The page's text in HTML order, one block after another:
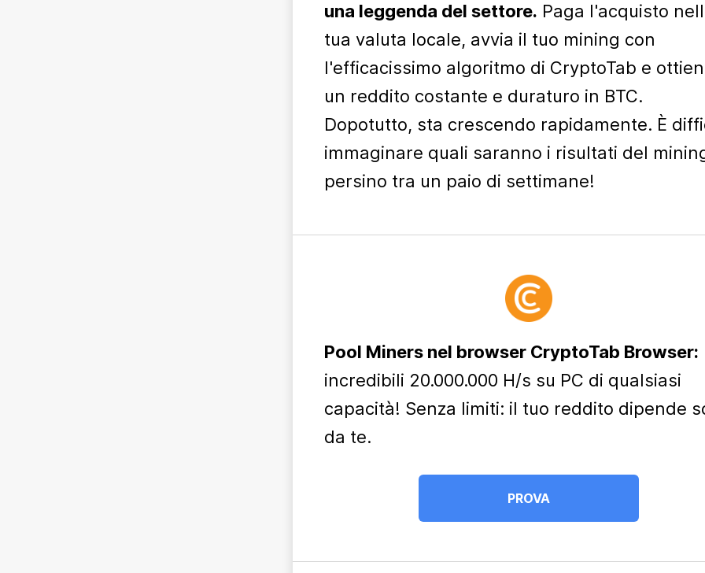
una leggenda del settore. Paga l'acquisto
tua valuta locale, avvia il tuo mining con
l'efficacissimo algoritmo di CryptoTab e
un reddito costante e duraturo in BTC.
Dopotutto, sta crescendo rapidamente. È
immaginare quali saranno i risultati del
persino tra un paio di settimane!
Pool Miners nel browser CryptoTab Browser:
incredibili 20.000.000 H/s su PC di qualsiasi
capacità! Senza limiti: il tuo reddito dipende
da te.
PROVA